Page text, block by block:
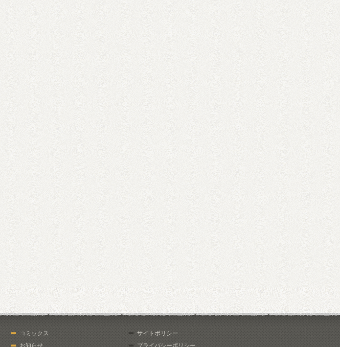
コミックス
お知らせ
サイトポリシー
プライバシーポリシー